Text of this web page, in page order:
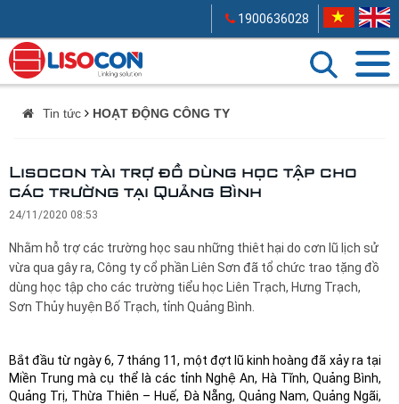
1900636028
Tin tức HOẠT ĐỘNG CÔNG TY
Lisocon tài trợ đồ dùng học tập cho
các trường tại Quảng Bình
24/11/2020 08:53
Nhằm hỗ trợ các trường học sau những thiêt hại do cơn lũ lịch sử
vừa qua gây ra, Công ty cổ phần Liên Sơn đã tổ chức trao tặng đồ
dùng học tập cho các trường tiểu học Liên Trạch, Hưng Trạch,
Sơn Thủy huyện Bố Trạch, tỉnh Quảng Bình.
Bắt đầu từ ngày 6, 7 tháng 11, một đợt lũ kinh hoàng đã xảy ra tại
Miền Trung mà cụ thể là các tỉnh Nghệ An, Hà Tĩnh, Quảng Bình,
Quảng Trị, Thừa Thiên – Huế, Đà Nẵng, Quảng Nam, Quảng Ngãi,